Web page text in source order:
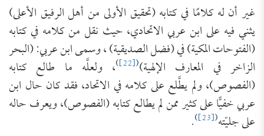
غير أن له كلامًا في كتابه (تحقيق الأولى من أهل الرفيق الأعلى)
يثني فيه على ابن عربي الاتحادي، حيث نقل من كلامه في كتابه
(الفتوحات المكية) في (فضل الصديقية) ، وسمى ابن عربي: (البحر
الزاخر في المعارف الإلهية)(
[22]
)، ولعلَّه ما طالع كتابه
(الفصوص)، ولم يطَّلع على كلامه في الاتحاد، فقد كان حال ابن
عربي خفيًّا على كثير ممن لم يطالع كتابه (الفصوص)، ويعرف حاله
على جليّته(
[23]
)
.